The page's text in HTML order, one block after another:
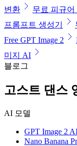
변환
무료 피규어
프롬프트 생성기
Free GPT Image 2
미지 AI
블로그
고스트 댄스
AI 모델
GPT Image 2
Nano Banana